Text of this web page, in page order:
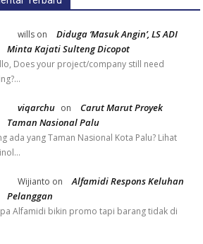
wills on
Diduga ‘Masuk Angin’, LS ADI
Minta Kajati Sulteng Dicopot
Does your project/company still need
viqarchu on
Carut Marut Proyek
Taman Nasional Palu
ada yang Taman Nasional Kota Palu? Lihat
Wijianto on
Alfamidi Respons Keluhan
Pelanggan
Alfamidi bikin promo tapi barang tidak di